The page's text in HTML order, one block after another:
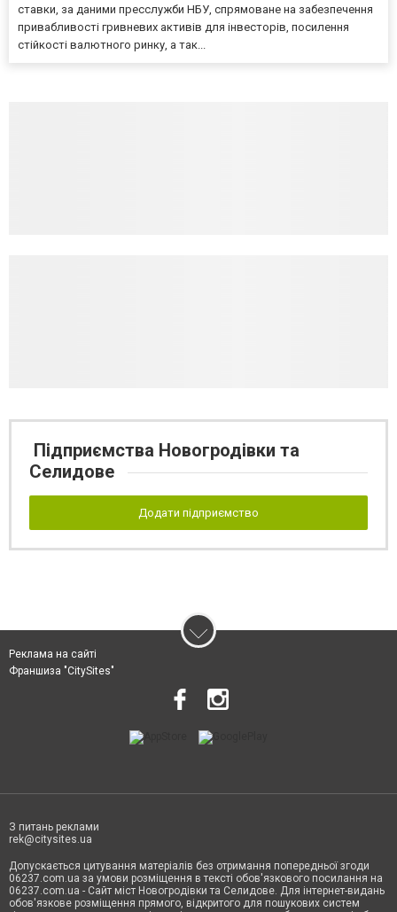
ставки, за даними пресслужби НБУ, спрямоване на забезпечення
привабливості гривневих активів для інвесторів, посилення
стійкості валютного ринку, а так...
Підприємства Новогродівки та
Селидове
Додати підприємство
Реклама на сайті
Франшиза "CitySites"
З питань реклами
rek@citysites.ua
Допускається цитування матеріалів без отримання попередньої згоди
06237.com.ua за умови розміщення в тексті обов'язкового посилання на
06237.com.ua - Сайт міст Новогродівки та Селидове. Для інтернет-видань
обов'язкове розміщення прямого, відкритого для пошукових систем